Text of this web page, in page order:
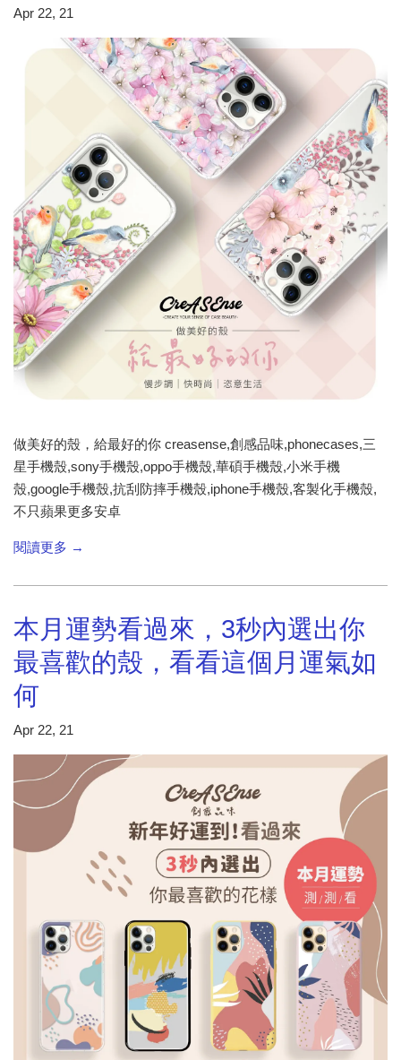
Apr 22, 21
做美好的殼，給最好的你 creasense,創感品味,phonecases,三
星手機殼,sony手機殼,oppo手機殼,華碩手機殼,小米手機
殼,google手機殼,抗刮防摔手機殼,iphone手機殼,客製化手機殼,
不只蘋果更多安卓
閱讀更多 →
本月運勢看過來​，3秒內選出你
最喜歡的殼，看看這個月運氣如
何
Apr 22, 21